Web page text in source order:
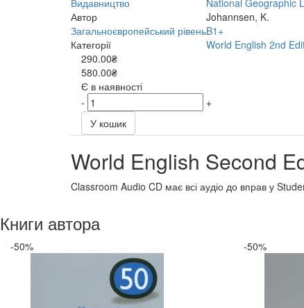
Видавництво
National Geographic
Автор
Johannsen, K.
Загальноєвропейський рівеньB1+
Категорії
World English 2nd
290.00₴
580.00₴
Є в наявності
-
+
У кошик
World English Second
Classroom Audio CD має всі аудіо до вправ у
Книги автора
-50% -50%